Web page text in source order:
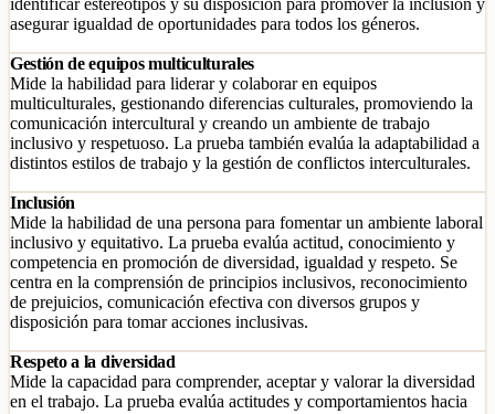
identificar estereotipos y su disposición para promover la inclusión y
asegurar igualdad de oportunidades para todos los géneros.
Gestión de equipos multiculturales
Mide la habilidad para liderar y colaborar en equipos
multiculturales, gestionando diferencias culturales, promoviendo la
comunicación intercultural y creando un ambiente de trabajo
inclusivo y respetuoso. La prueba también evalúa la adaptabilidad a
distintos estilos de trabajo y la gestión de conflictos interculturales.
Inclusión
Mide la habilidad de una persona para fomentar un ambiente laboral
inclusivo y equitativo. La prueba evalúa actitud, conocimiento y
competencia en promoción de diversidad, igualdad y respeto. Se
centra en la comprensión de principios inclusivos, reconocimiento
de prejuicios, comunicación efectiva con diversos grupos y
disposición para tomar acciones inclusivas.
Respeto a la diversidad
Mide la capacidad para comprender, aceptar y valorar la diversidad
en el trabajo. La prueba evalúa actitudes y comportamientos hacia